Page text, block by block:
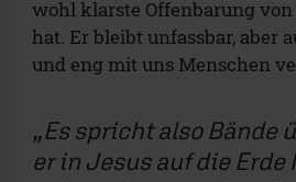
wohl klarste Offenbarung
hat. Er bleibt unfassbar, aber
und eng mit uns Menschen
Es spricht also Bände
er in Jesus auf die Erde